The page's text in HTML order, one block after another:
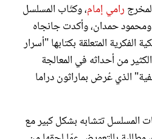
رامي إمام، وكتّاب المسلسل
حمدان، وأكدت جانجاه
الفكرية المتعلقة بكتابها "أسرار
من أحداثه في المعالجة
الذي عُرض بماراثون دراما
المسلسل تتشابه بشكل كبير مع